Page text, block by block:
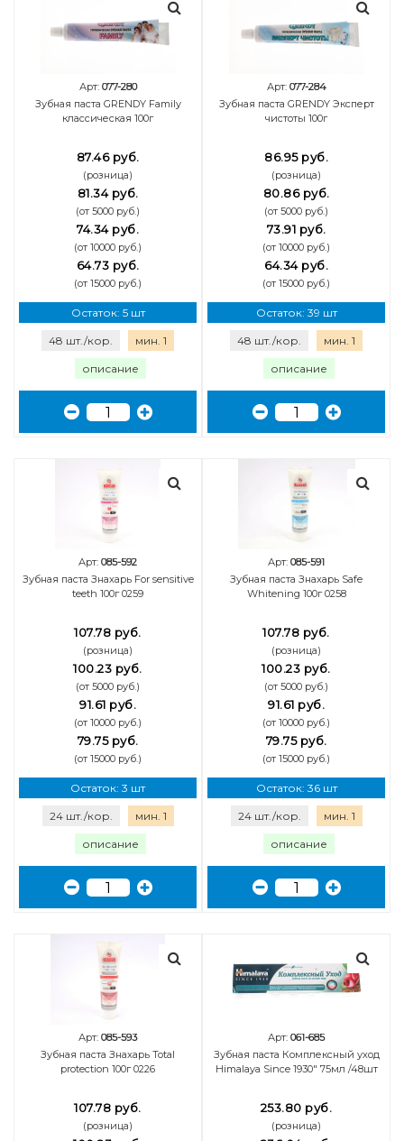
Арт: 077-280
Зубная паста GRENDY Family
классическая 100г
87.46 руб.
(розница)
81.34 руб.
(от 5000 руб.)
74.34 руб.
(от 10000 руб.)
64.73 руб.
(от 15000 руб.)
Остаток: 5 шт
48 шт./кор. мин. 1
описание
Арт: 077-284
Зубная паста GRENDY Эксперт
чистоты 100г
86.95 руб.
(розница)
80.86 руб.
(от 5000 руб.)
73.91 руб.
(от 10000 руб.)
64.34 руб.
(от 15000 руб.)
Остаток: 39 шт
48 шт./кор. мин. 1
описание
Арт: 085-592
Зубная паста Знахарь For sensitive
teeth 100г 0259
107.78 руб.
(розница)
100.23 руб.
(от 5000 руб.)
91.61 руб.
(от 10000 руб.)
79.75 руб.
(от 15000 руб.)
Остаток: 3 шт
24 шт./кор. мин. 1
описание
Арт: 085-591
Зубная паста Знахарь Safe
Whitening 100г 0258
107.78 руб.
(розница)
100.23 руб.
(от 5000 руб.)
91.61 руб.
(от 10000 руб.)
79.75 руб.
(от 15000 руб.)
Остаток: 36 шт
24 шт./кор. мин. 1
описание
Арт: 085-593
Зубная паста Знахарь Total
protection 100г 0226
107.78 руб.
(розница)
Арт: 061-685
Зубная паста Комплексный уход
Himalaya Since 1930" 75мл /48шт
253.80 руб.
(розница)